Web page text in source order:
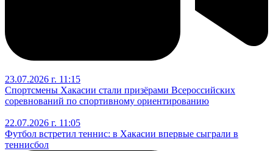
23.07.2026 г. 11:15
Спортсмены Хакасии стали призёрами Всероссийских
соревнований по спортивному ориентированию
22.07.2026 г. 11:05
Футбол встретил теннис: в Хакасии впервые сыграли в
теннисбол